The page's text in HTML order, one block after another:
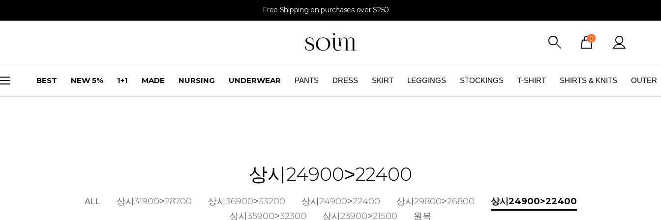
Free Shipping on purchases over $250
0
BEST NEW 5% 1+1 MADE NURSING UNDERWEAR PANTS DRESS SKIRT LEGGINGS STOCKINGS T-SHIRT SHIRTS & KNITS OUTER
상시24900>22400
ALL 상시31900>28700 상시36900>33200 상시24900>22400 상시29800>26800 상시24900>22400
상시35900>32300 상시23900>21500 원복